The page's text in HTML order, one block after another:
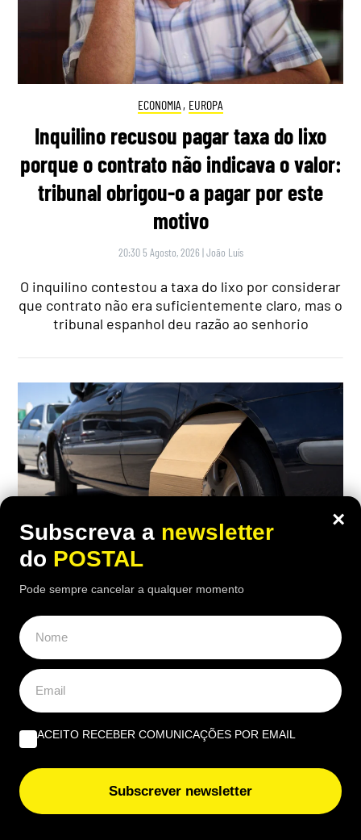
ECONOMIA , EUROPA
Inquilino recusou pagar taxa do lixo
porque o contrato não indicava o valor:
tribunal obrigou-o a pagar por este
motivo
20:30 5 Agosto, 2026 |João Luís
O inquilino contestou a taxa do lixo por considerar
que contrato não era suficientemente claro, mas o
tribunal espanhol deu razão ao senhorio
AUTO
Viu um carro estacionado com cartão
nas rodas? Este é o motivo (e não tem
a ver com animais)
15:50 4 Agosto, 2026 |Rubén Gonçalves
Muitos condutores colocam pedaços de cartão
junto às rodas dos carros estacionados ao sol
×
Subscreva a newsletter
do POSTAL
Pode sempre cancelar a qualquer momento
ACEITO RECEBER COMUNICAÇÕES POR EMAIL
Subscrever newsletter